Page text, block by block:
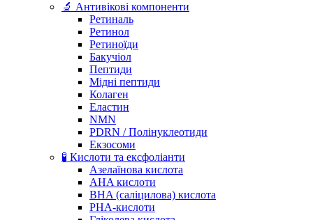
🔬 Антивікові компоненти
Ретиналь
Ретинол
Ретиноїди
Бакучіол
Пептиди
Мідні пептиди
Колаген
Еластин
NMN
PDRN / Полінуклеотиди
Екзосоми
🧪 Кислоти та ексфоліанти
Азелаїнова кислота
AHA кислоти
BHA (саліцилова) кислота
PHA-кислоти